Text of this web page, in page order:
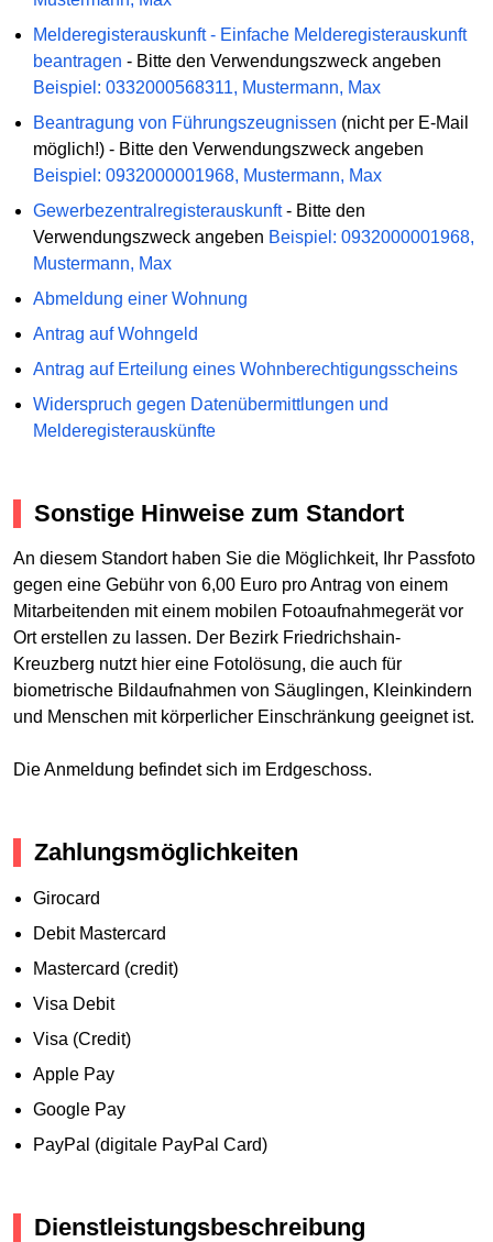
Melderegisterauskunft - Einfache Melderegisterauskunft
beantragen - Bitte den Verwendungszweck angeben
Beispiel: 0332000568311, Mustermann, Max
Beantragung von Führungszeugnissen (nicht per E-Mail
möglich!) - Bitte den Verwendungszweck angeben
Beispiel: 0932000001968, Mustermann, Max
Gewerbezentralregisterauskunft- Bitte den
Verwendungszweck angeben Beispiel: 0932000001968,
Mustermann, Max
Abmeldung einer Wohnung
Antrag auf Wohngeld
Antrag auf Erteilung eines Wohnberechtigungsscheins
Widerspruch gegen Datenübermittlungen und
Melderegisterauskünfte
Sonstige Hinweise zum Standort
An diesem Standort haben Sie die Möglichkeit, Ihr Passfoto
gegen eine Gebühr von 6,00 Euro pro Antrag von einem
Mitarbeitenden mit einem mobilen Fotoaufnahmegerät vor
Ort erstellen zu lassen. Der Bezirk Friedrichshain-
Kreuzberg nutzt hier eine Fotolösung, die auch für
biometrische Bildaufnahmen von Säuglingen, Kleinkindern
und Menschen mit körperlicher Einschränkung geeignet ist.
Die Anmeldung befindet sich im Erdgeschoss.
Zahlungsmöglichkeiten
Girocard
Debit Mastercard
Mastercard (credit)
Visa Debit
Visa (Credit)
Apple Pay
Google Pay
PayPal (digitale PayPal Card)
Dienstleistungsbeschreibung